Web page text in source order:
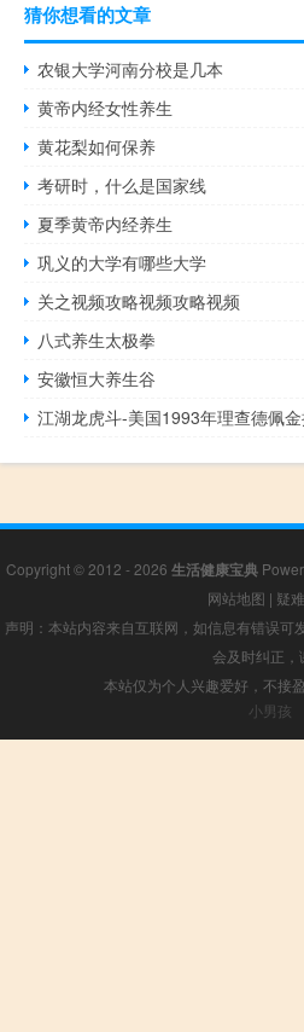
猜你想看的文章
农银大学河南分校是几本
黄帝内经女性养生
黄花梨如何保养
考研时，什么是国家线
夏季黄帝内经养生
巩义的大学有哪些大学
关之视频攻略视频攻略视频
八式养生太极拳
安徽恒大养生谷
江湖龙虎斗-美国1993年理查德佩
Copyright © 2012 - 2026 生活健康宝典
网站地图 | 疑
声明：本站内容来自互联网，如信息有错误可
会及时纠正，
本站仅为个人兴趣爱好，不接
小男孩